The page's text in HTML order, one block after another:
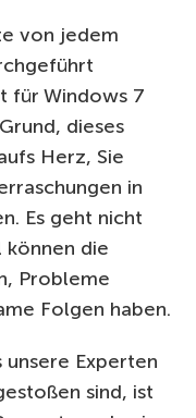
von jedem
für Windows 7
dieses
Herz, Sie
in
Es geht nicht
können die
Probleme
Folgen haben.
unsere Experten
sind, ist